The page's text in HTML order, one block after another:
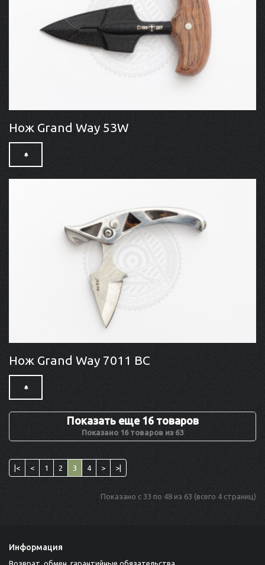
Нож Grand Way 53W
Нож Grand Way 7011 BC
Показать еще 16 товаров
Показано 16 товаров из 63
|< < 1 2 3 4 > >|
Показано с 33 по 48 из 63 (всего 4 страниц)
Информация
Возврат, обмен, гарантийные обязательства